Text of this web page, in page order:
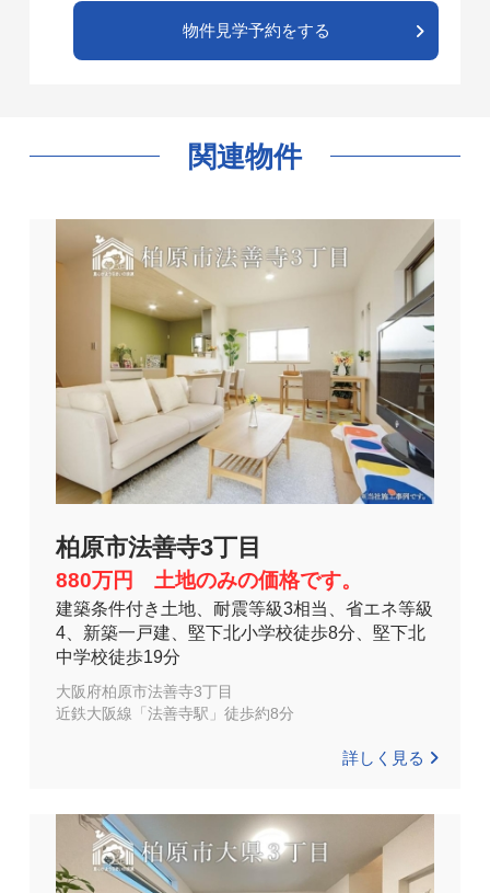
物件見学予約をする
関連物件
柏原市法善寺3丁目
880万円 土地のみの価格です。
建築条件付き土地、耐震等級3相当、省エネ等級
4、新築一戸建、堅下北小学校徒歩8分、堅下北
中学校徒歩19分
大阪府柏原市法善寺3丁目
近鉄大阪線「法善寺駅」徒歩約8分
詳しく見る